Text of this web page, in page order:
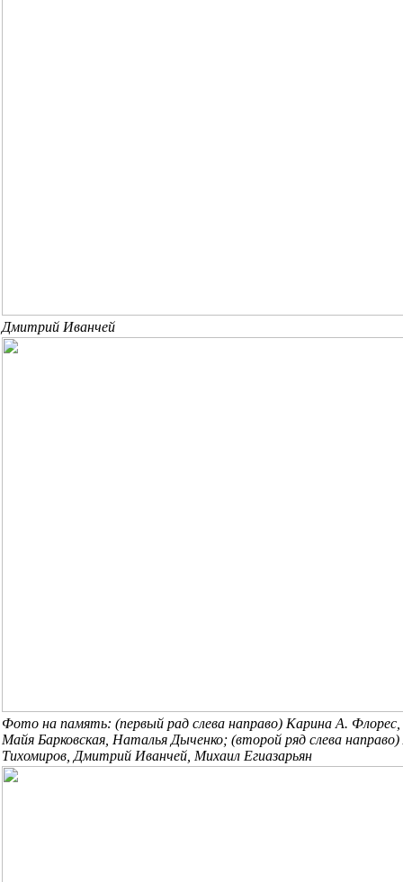
Дмитрий Иванчей
Фото на память: (первый рад слева направо) Карина А.
Майя Барковская, Наталья Дыченко; (второй ряд слева направо)
Тихомиров, Дмитрий Иванчей, Михаил Егиазарьян